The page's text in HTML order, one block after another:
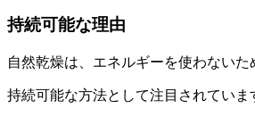
持続可能な理由
自然乾燥は、エネルギーを使わないた
持続可能な方法として注目されていま